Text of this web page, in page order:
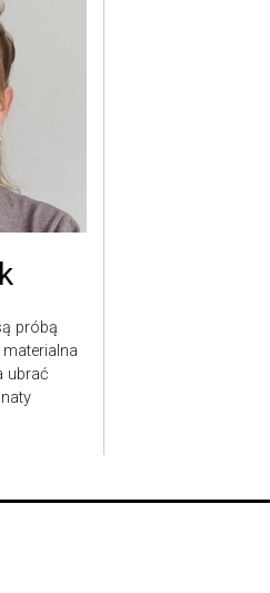
próbą
ubrać